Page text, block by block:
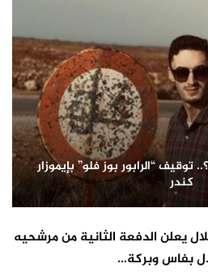
“الرابور بوز فلو” بإيموزار
كندر
يعلن الدفعة الثانية من مرشحيه
بفاس وبركة…